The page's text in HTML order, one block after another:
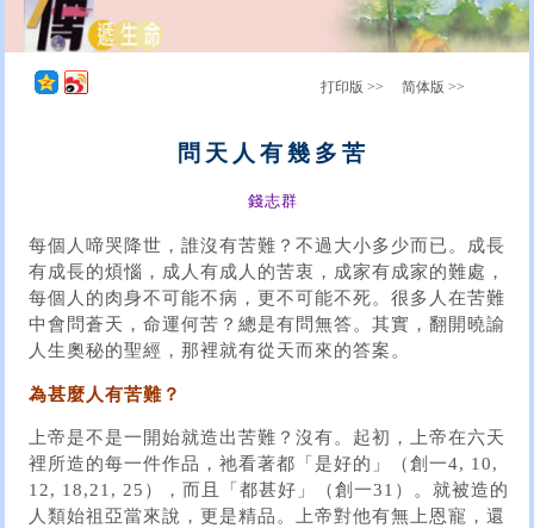
打印版 >> 简体版 >>
問天人有幾多苦
錢志群
每個人啼哭降世，誰沒有苦難？不過大小多少而已。成長
有成長的煩惱，成人有成人的苦衷，成家有成家的難處，
每個人的肉身不可能不病，更不可能不死。很多人在苦難
中會問蒼天，命運何苦？總是有問無答。其實，翻開曉諭
人生奧秘的聖經，那裡就有從天而來的答案。
為甚麼人有苦難？
上帝是不是一開始就造出苦難？沒有。起初，上帝在六天
裡所造的每一件作品，祂看著都「是好的」（創一4, 10,
12, 18,21, 25），而且「都甚好」（創一31）。就被造的
人類始祖亞當來說，更是精品。上帝對他有無上恩寵，還